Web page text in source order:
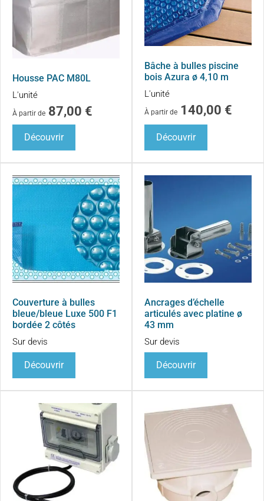
Housse PAC M80L
L'unité
À partir de 87,00 €
Découvrir
Bâche à bulles piscine
bois Azura ø 4,10 m
L'unité
À partir de 140,00 €
Découvrir
Couverture à bulles
bleue/bleue Luxe 500 F1
bordée 2 côtés
Sur devis
Découvrir
Ancrages d’échelle
articulés avec platine ø
43 mm
Sur devis
Découvrir